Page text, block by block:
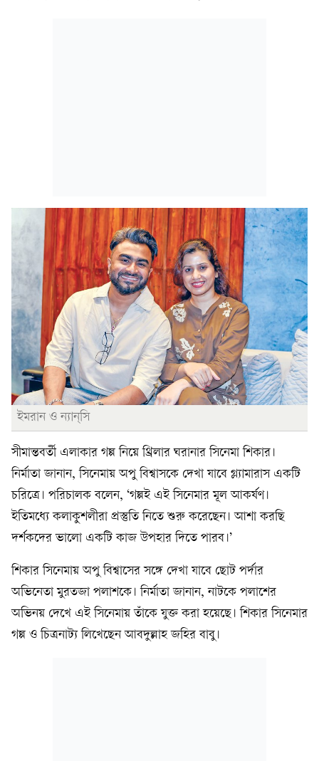
ইমরান ও ন্যান্‌সি
সীমান্তবর্তী এলাকার গল্প নিয়ে থ্রিলার ঘরানার সিনেমা শিকার।
নির্মাতা জানান, সিনেমায় অপু বিশ্বাসকে দেখা যাবে গ্ল্যামারাস একটি
চরিত্রে। পরিচালক বলেন, ‘গল্পই এই সিনেমার মূল আকর্ষণ।
ইতিমধ্যে কলাকুশলীরা প্রস্তুতি নিতে শুরু করেছেন। আশা করছি
দর্শকদের ভালো একটি কাজ উপহার দিতে পারব।’
শিকার সিনেমায় অপু বিশ্বাসের সঙ্গে দেখা যাবে ছোট পর্দার
অভিনেতা মুরতজা পলাশকে। নির্মাতা জানান, নাটকে পলাশের
অভিনয় দেখে এই সিনেমায় তাঁকে যুক্ত করা হয়েছে। শিকার সিনেমার
গল্প ও চিত্রনাট্য লিখেছেন আবদুল্লাহ জহির বাবু।